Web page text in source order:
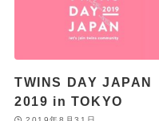
TWINS DAY JAPAN
2019 in TOKYO